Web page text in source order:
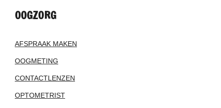
OOGZORG
AFSPRAAK MAKEN
OOGMETING
CONTACTLENZEN
OPTOMETRIST